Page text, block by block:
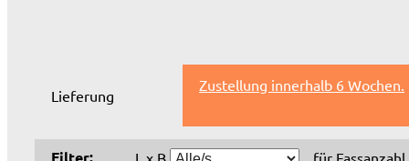
Lieferung
Zustellung innerhalb 6 Wochen.
Filter: L x B für Fassanzahl